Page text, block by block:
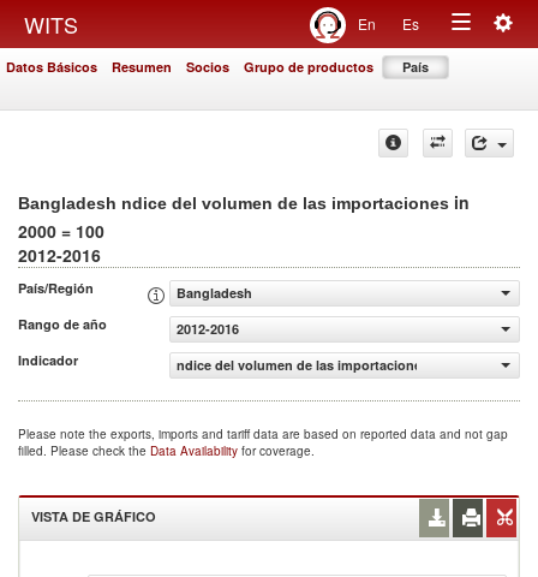
WITS En Es
Toggle
Datos Básicos Resumen Socios Grupo de productos País
Bangladesh ndice del volumen de las importaciones in
2000 = 100
2012-2016
País/Región
Bangladesh
Rango de año
2012-2016
Indicador
ndice del volumen de las importaciones (2000 = 100)
Please note the exports, imports and tariff data are based on reported data and not gap
filled. Please check the Data Availability for coverage.
VISTA DE GRÁFICO